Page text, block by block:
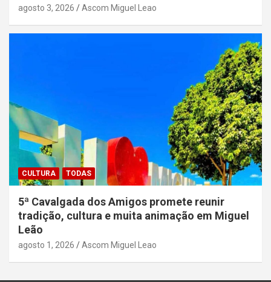
agosto 3, 2026 Ascom Miguel Leao
CULTURA TODAS
5ª Cavalgada dos Amigos promete reunir
tradição, cultura e muita animação em Miguel
Leão
agosto 1, 2026 Ascom Miguel Leao